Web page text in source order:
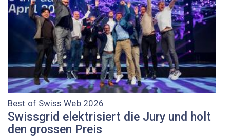
Best of Swiss Web 2026
Swissgrid elektrisiert die Jury und holt
den grossen Preis